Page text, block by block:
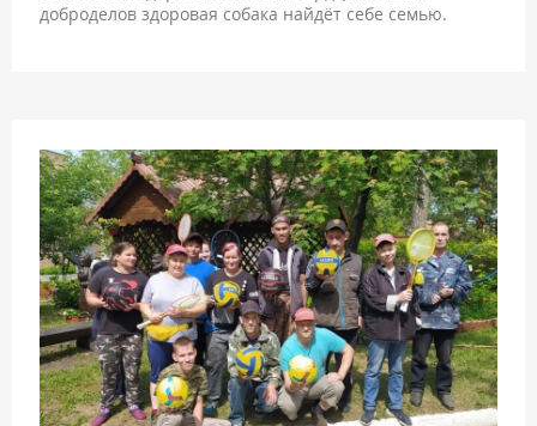
доброделов здоровая собака найдёт себе семью.